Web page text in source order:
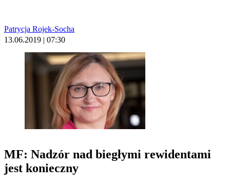
Patrycja Rojek-Socha
13.06.2019 | 07:30
MF: Nadzór nad biegłymi rewidentami
jest konieczny